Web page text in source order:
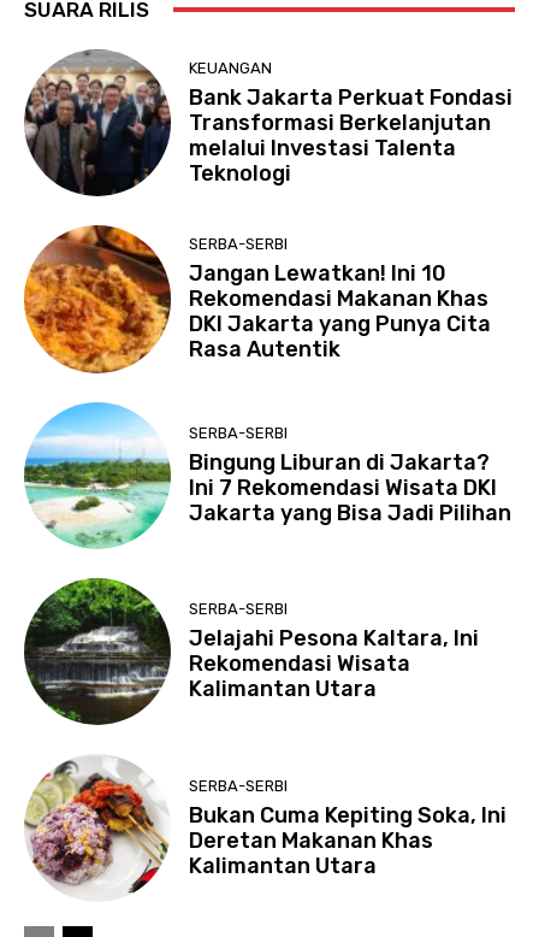
SUARA RILIS
KEUANGAN
Bank Jakarta Perkuat Fondasi
Transformasi Berkelanjutan
melalui Investasi Talenta
Teknologi
SERBA-SERBI
Jangan Lewatkan! Ini 10
Rekomendasi Makanan Khas
DKI Jakarta yang Punya Cita
Rasa Autentik
SERBA-SERBI
Bingung Liburan di Jakarta?
Ini 7 Rekomendasi Wisata DKI
Jakarta yang Bisa Jadi Pilihan
SERBA-SERBI
Jelajahi Pesona Kaltara, Ini
Rekomendasi Wisata
Kalimantan Utara
SERBA-SERBI
Bukan Cuma Kepiting Soka, Ini
Deretan Makanan Khas
Kalimantan Utara